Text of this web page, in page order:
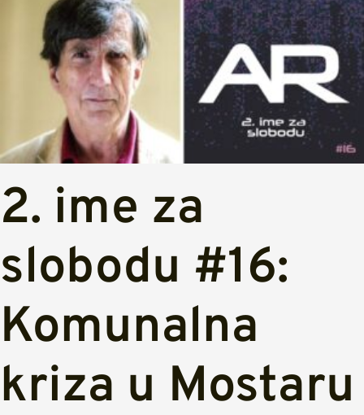
2. ime za
slobodu #16:
Komunalna
kriza u Mostaru